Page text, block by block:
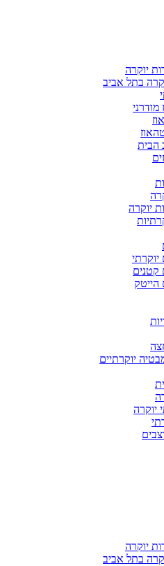
יוקרה
בתל אביב
מודרני
הבית
יוקרה
קטנים
הייטק
יוקרתיים
יוקרה
יוקרה
בתל אביב